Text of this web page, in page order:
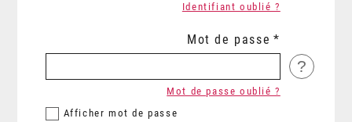
Identifiant oublié ?
Mot de passe
?
Afficher mot de passe
Mot de passe oublié ?